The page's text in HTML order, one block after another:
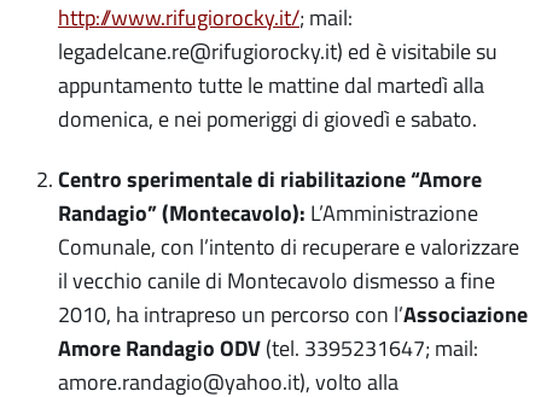
http://www.rifugiorocky.it/; mail:
legadelcane.re@rifugiorocky.it) ed è visitabile su
appuntamento tutte le mattine dal martedì alla
domenica, e nei pomeriggi di giovedì e sabato.
Centro sperimentale di riabilitazione “Amore
Randagio” (Montecavolo): L’Amministrazione
Comunale, con l’intento di recuperare e valorizzare
il vecchio canile di Montecavolo dismesso a fine
2010, ha intrapreso un percorso con l’Associazione
Amore Randagio ODV (tel. 3395231647; mail:
amore.randagio@yahoo.it), volto alla